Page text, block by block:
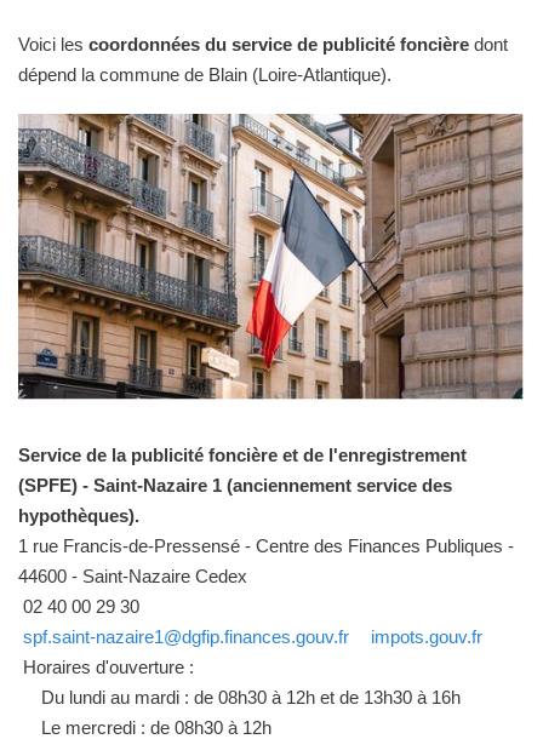
Voici les coordonnées du service de publicité foncière dont
dépend la commune de Blain (Loire-Atlantique).
Service de la publicité foncière et de l'enregistrement
(SPFE) - Saint-Nazaire 1 (anciennement service des
hypothèques).
1 rue Francis-de-Pressensé - Centre des Finances Publiques -
44600 - Saint-Nazaire Cedex
02 40 00 29 30
spf.saint-nazaire1@dgfip.finances.gouv.fr
impots.gouv.fr
Horaires d'ouverture :
Du lundi au mardi : de 08h30 à 12h et de 13h30 à 16h
Le mercredi : de 08h30 à 12h